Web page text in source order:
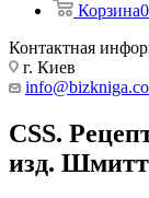
Корзина0
Контактная
г. Киев
CSS.
изд. Шмитт